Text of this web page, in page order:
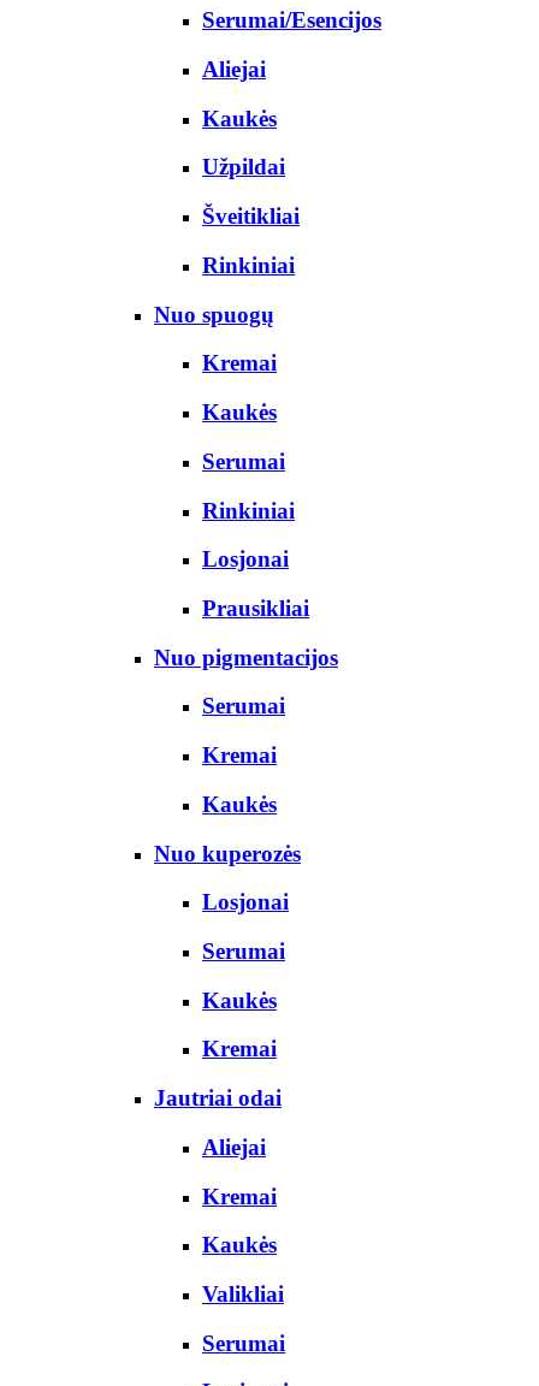
Serumai/Esencijos
Aliejai
Kaukės
Užpildai
Šveitikliai
Rinkiniai
Nuo spuogų
Kremai
Kaukės
Serumai
Rinkiniai
Losjonai
Prausikliai
Nuo pigmentacijos
Serumai
Kremai
Kaukės
Nuo kuperozės
Losjonai
Serumai
Kaukės
Kremai
Jautriai odai
Aliejai
Kremai
Kaukės
Valikliai
Serumai